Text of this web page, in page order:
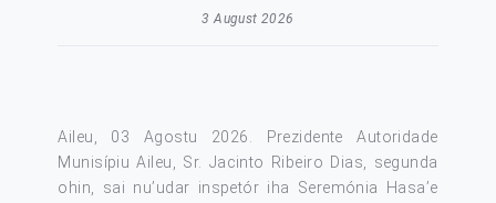
3 August 2026
Aileu, 03 Agostu 2026. Prezidente Autoridade
Munisípiu Aileu, Sr. Jacinto Ribeiro Dias, segunda
ohin, sai nu’udar inspetór iha Seremónia Hasa’e